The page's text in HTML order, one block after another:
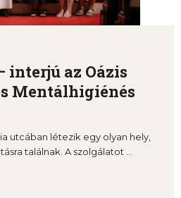
interjú az Oázis
Mentálhigiénés
utcában létezik egy olyan hely,
találnak. A szolgálatot ...